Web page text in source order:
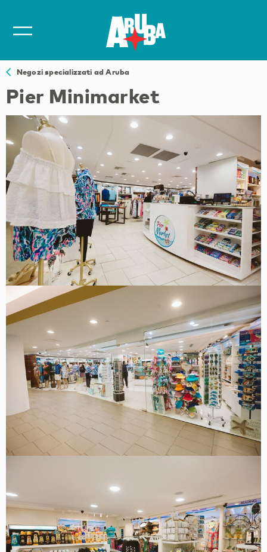
Negozi specializzati ad Aruba
Pier Minimarket